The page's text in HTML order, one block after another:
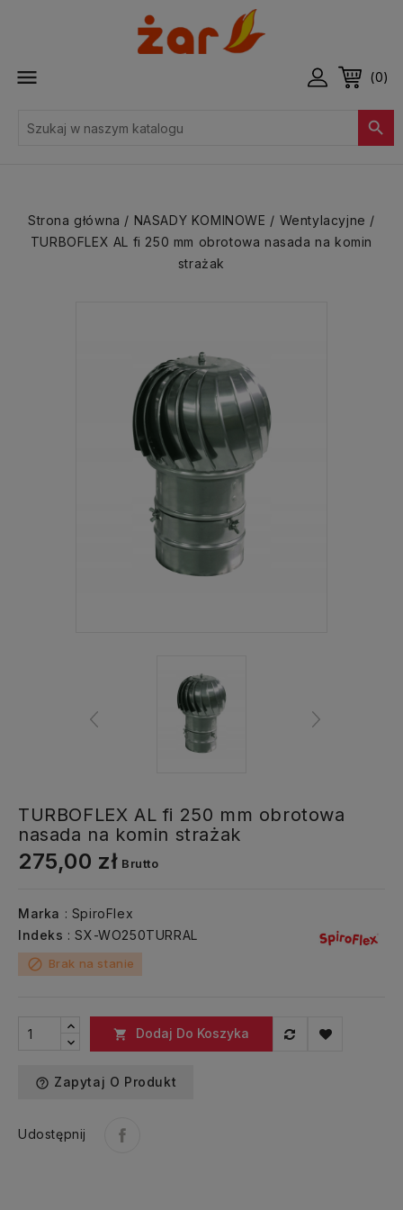
 (0)

Strona główna NASADY KOMINOWE
Wentylacyjne
TURBOFLEX AL fi 250 mm obrotowa nasada na komin
strażak
TURBOFLEX AL fi 250 mm obrotowa
nasada na komin strażak
275,00 zł Brutto
Marka : SpiroFlex
Indeks : SX-WO250TURRAL
block Brak na stanie
 Dodaj Do Koszyka
help_outline Zapytaj O Produkt
Udostępnij